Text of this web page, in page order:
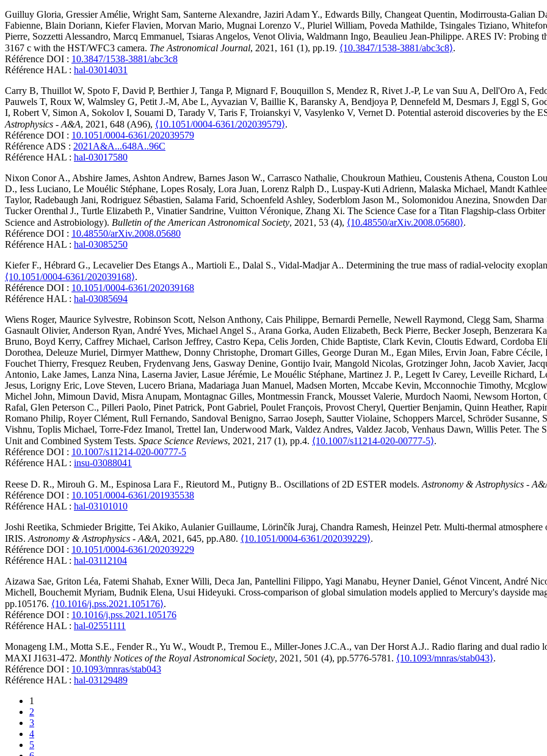
Guilluy Gloria, Gressier Amélie, Wright Sam, Santerne Alexandre, Jaziri Adam Y., Edwards Billy, Changeat Quentin, Modirrousta-Galian
Fabienne, Blain Doriann, Kiefer Flavien, Morvan Mario, Mugnai Lorenzo V., Pluriel William, Poveda Mathilde, Tsingales Tiziano,
Pierre, Sozzetti Alessandro, Marcq Emmanuel, Tsiaras Angelos, Venot Olivia, Waldmann Ingo, Beaulieu Jean-Philippe. ARES IV: Probing
3167 c with the HST/WFC3 camera. The Astronomical Journal, 2021, 161 (1), pp.19. ⟨10.3847/1538-3881/abc3c8⟩.
Référence DOI : 10.3847/1538-3881/abc3c8
Référence HAL : hal-03014031
Carry B, Thuillot W, Spoto F, David P, Berthier J, Tanga P, Mignard F, Bouquillon S, Mendez R, Rivet J.-P, Le van Suu A, Dell'Oro A,
Pauwels T, Roux W, Walmsley G, Petit J.-M, Abe L, Ayvazian V, Baillie K, Baransky A, Bendjoya P, Dennefeld M, Desmars J, Eggl S,
I, Robert V, Simon A, Sokolov I, Souami D, Tarady V, Taris F, Troianskyi V, Vasylenko V, Vernet D. Potential asteroid discoveries by the
Astrophysics - A&A, 2021, 648 (A96), ⟨10.1051/0004-6361/202039579⟩.
Référence DOI : 10.1051/0004-6361/202039579
Référence ADS : 2021A&A...648A..96C
Référence HAL : hal-03017580
Nixon Conor A., Abshire James, Ashton Andrew, Barnes Jason W., Carrasco Nathalie, Choukroun Mathieu, Coustenis Athena, Couston
D., Iess Luciano, Le Mouélic Stéphane, Lopes Rosaly, Lora Juan, Lorenz Ralph D., Luspay-Kuti Adrienn, Malaska Michael, Mandt
Taylor, Radebaugh Jani, Rodriguez Sébastien, Salama Farid, Schoenfeld Ashley, Soderblom Jason M., Solomonidou Anezina, Snowden
Tucker Orenthal J., Turtle Elizabeth P., Vinatier Sandrine, Vuitton Véronique, Zhang Xi. The Science Case for a Titan Flagship-class
Science and Astrobiology). Bulletin of the American Astronomical Society, 2021, 53 (4), ⟨10.48550/arXiv.2008.05680⟩.
Référence DOI : 10.48550/arXiv.2008.05680
Référence HAL : hal-03085250
Kiefer F., Hébrard G., Lecavelier Des Etangs A., Martioli E., Dalal S., Vidal-Madjar A.. Determining the true mass of radial-velocity
⟨10.1051/0004-6361/202039168⟩.
Référence DOI : 10.1051/0004-6361/202039168
Référence HAL : hal-03085694
Wiens Roger, Maurice Sylvestre, Robinson Scott, Nelson Anthony, Cais Philippe, Bernardi Pernelle, Newell Raymond, Clegg Sam, Sharma
Gasnault Olivier, Anderson Ryan, AndréYves, Michael Angel S., Arana Gorka, Auden Elizabeth, Beck Pierre, Becker Joseph, Benzerara
Bruno, Boyd Kerry, Caffrey Michael, Carlson Jeffrey, Castro Kepa, Celis Jorden, Chide Baptiste, Clark Kevin, Cloutis Edward, Cordoba
Dorothea, Deleuze Muriel, Dirmyer Matthew, Donny Christophe, Dromart Gilles, George Duran M., Egan Miles, Ervin Joan, Fabre Cécile,
Fouchet Thierry, Fresquez Reuben, Frydenvang Jens, Gasway Denine, Gontijo Ivair, Mangold Nicolas, Grotzinger John, Jacob Xavier,
Antonio, Lake James, Lanza Nina, Laserna Javier, Lasue Jérémie, Le Mouélic Stéphane, Martinez J. P., Legett Iv Carey, Leveille Richard,
Jesus, Lorigny Eric, Love Steven, Lucero Briana, Madariaga Juan Manuel, Madsen Morten, Mccabe Kevin, Mcconnochie Timothy,
Michel John, Mimoun David, Misra Anupam, Montagnac Gilles, Montmessin Franck, Mousset Valerie, Murdoch Naomi, Newsom Horton,
Rafal, Glen Peterson C., Pilleri Paolo, Pinet Patrick, Pont Gabriel, Poulet François, Provost Cheryl, Quertier Benjamin, Quinn Heather,
Romano Philip, Royer Clément, Rull Fernando, Sandoval Benigno, Sarrao Joseph, Sautter Violaine, Schoppers Marcel, Schröder Susanne,
Vishnu, Toplis Michael, Torre-Fdez Imanol, Trettel Ian, Underwood Mark, Valdez Andres, Valdez Jacob, Venhaus Dawn, Willis Peter. The
Unit and Combined System Tests. Space Science Reviews, 2021, 217 (1), pp.4. ⟨10.1007/s11214-020-00777-5⟩.
Référence DOI : 10.1007/s11214-020-00777-5
Référence HAL : insu-03088041
Reese D. R., Mirouh G. M., Espinosa Lara F., Rieutord M., Putigny B.. Oscillations of 2D ESTER models. Astronomy & Astrophysics -
Référence DOI : 10.1051/0004-6361/201935538
Référence HAL : hal-03101010
Joshi Reetika, Schmieder Brigitte, Tei Akiko, Aulanier Guillaume, Lörinčík Juraj, Chandra Ramesh, Heinzel Petr. Multi-thermal atmosphere
IRIS. Astronomy & Astrophysics - A&A, 2021, 645, pp.A80. ⟨10.1051/0004-6361/202039229⟩.
Référence DOI : 10.1051/0004-6361/202039229
Référence HAL : hal-03112104
Aizawa Sae, Griton Léa, Fatemi Shahab, Exner Willi, Deca Jan, Pantellini Filippo, Yagi Manabu, Heyner Daniel, Génot Vincent, André
Michell, Bouchemit Myriam, Budnik Elena, Usui Hideyuki. Cross-comparison of global simulation models applied to Mercury's dayside
pp.105176. ⟨10.1016/j.pss.2021.105176⟩.
Référence DOI : 10.1016/j.pss.2021.105176
Référence HAL : hal-02551111
Monageng I.M., Motta S.E., Fender R., Yu W., Woudt P., Tremou E., Miller-Jones J.C.A., van Der Horst A.J.. Radio flaring and dual radio
MAXI J1631-472. Monthly Notices of the Royal Astronomical Society, 2021, 501 (4), pp.5776-5781. ⟨10.1093/mnras/stab043⟩.
Référence DOI : 10.1093/mnras/stab043
Référence HAL : hal-03129489
1
2
3
4
5